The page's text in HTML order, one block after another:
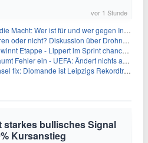
vor 1 Stunde
Macht: Wer ist für und wer gegen Infantino?
oder nicht? Diskussion über Drohnenabwehr
Etappe - Lippert im Sprint chancenlos
Fehler ein - UEFA: Ändert nichts an Boykott
fix: Diomande ist Leipzigs Rekordtransfer
starkes bullisches Signal
Kursanstieg